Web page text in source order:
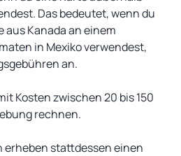
Das bedeutet, wenn du
Kanada an einem
in Mexiko verwendest,
an.
Kosten zwischen 20 bis 150
rechnen.
erheben stattdessen einen